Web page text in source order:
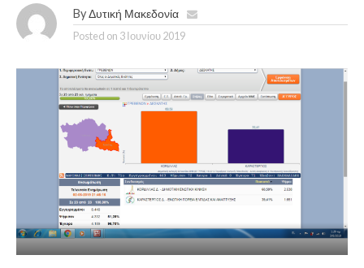
By Δυτική Μακεδονία
Posted on 3 Ιουνίου 2019